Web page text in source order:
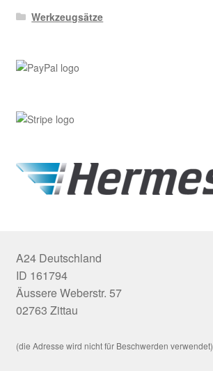
Werkzeugsätze
A24 Deutschland
ID 161794
Äussere Weberstr. 57
02763 Zittau
(die Adresse wird nicht für Beschwerden verwendet)